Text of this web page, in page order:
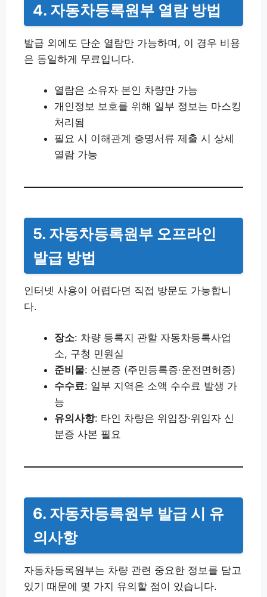
4. 자동차등록원부 열람 방법
발급 외에도 단순 열람만 가능하며, 이 경우 비용
은 동일하게 무료입니다.
열람은 소유자 본인 차량만 가능
개인정보 보호를 위해 일부 정보는 마스킹
처리됨
필요 시 이해관계 증명서류 제출 시 상세
열람 가능
5. 자동차등록원부 오프라인
발급 방법
인터넷 사용이 어렵다면 직접 방문도 가능합니
다.
장소: 차량 등록지 관할 자동차등록사업
소, 구청 민원실
준비물: 신분증 (주민등록증·운전면허증)
수수료: 일부 지역은 소액 수수료 발생 가
능
유의사항: 타인 차량은 위임장·위임자 신
분증 사본 필요
6. 자동차등록원부 발급 시 유
의사항
자동차등록원부는 차량 관련 중요한 정보를 담고
있기 때문에 몇 가지 유의할 점이 있습니다.